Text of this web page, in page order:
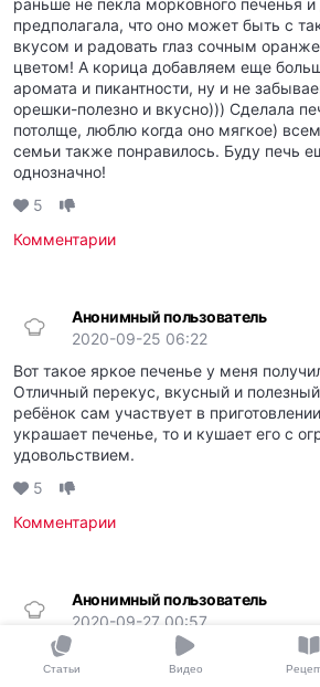
раньше не пекла морковного печенья
предполагала, что оно может быть с
вкусом и радовать глаз сочным
цветом! А корица добавляем еще
аромата и пикантности, ну и не
орешки-полезно и вкусно))) Сделала
потолще, люблю когда оно мягкое)
семьи также понравилось. Буду печь
однозначно!
5
Комментарии
Анонимный пользователь
2020-09-25 06:22
Вот такое яркое печенье у меня
Отличный перекус, вкусный и
ребёнок сам участвует в
украшает печенье, то и кушает его с
удовольствием.
5
Комментарии
Анонимный пользователь
2020-09-27 00:57
Ммм, потрясающий аромат! Нежный,
вкусный рецепт! Советую сразу
Статьи Видео